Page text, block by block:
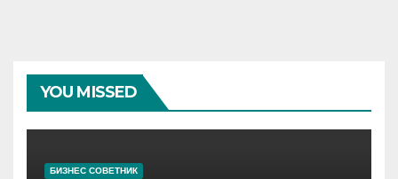
YOU MISSED
БИЗНЕС СОВЕТНИК